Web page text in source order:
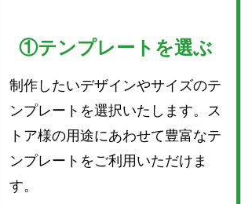
①テンプレートを選ぶ
制作したいデザインやサイズのテ
ンプレートを選択いたします。ス
トア様の用途にあわせて豊富なテ
ンプレートをご利用いただけま
す。